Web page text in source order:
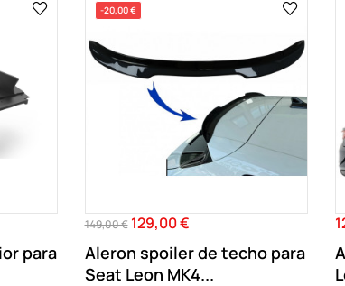
para
-20,00 €
Precio
regular
149,00 € Precio
129,00 €
Aleron spoiler de techo para
Seat Leon MK4...